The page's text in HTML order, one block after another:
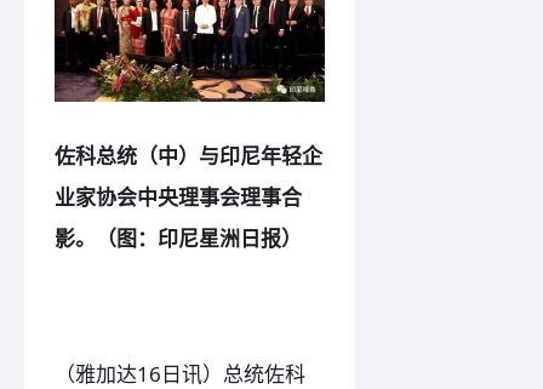
佐科总统（中）与印尼年轻企
业家协会中央理事会理事合
影。（图：印尼星洲日报）
（雅加达16日讯）总统佐科